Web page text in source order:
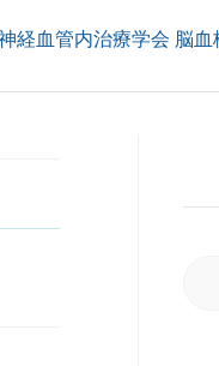
経血管内治療学会 脳